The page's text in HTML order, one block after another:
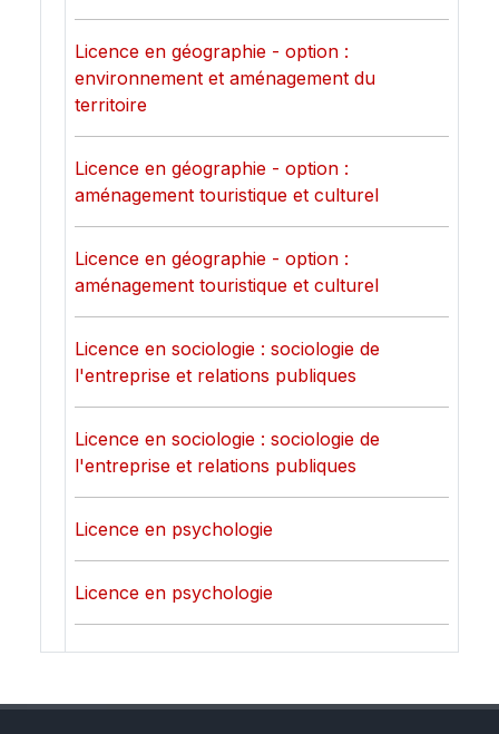
Licence en géographie - option :
environnement et aménagement du
territoire
Licence en géographie - option :
aménagement touristique et culturel
Licence en géographie - option :
aménagement touristique et culturel
Licence en sociologie : sociologie de
l'entreprise et relations publiques
Licence en sociologie : sociologie de
l'entreprise et relations publiques
Licence en psychologie
Licence en psychologie